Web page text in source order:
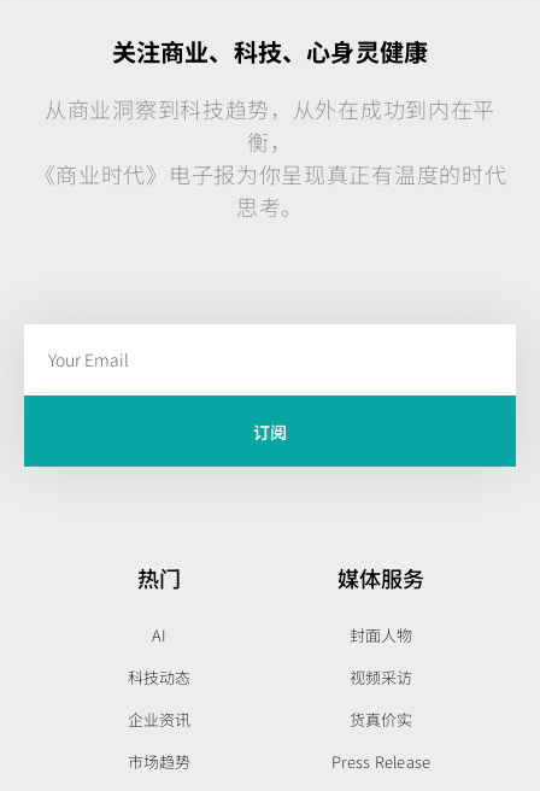
关注商业、科技、心身灵健康
从商业洞察到科技趋势，从外在成功到内在平
衡，
《商业时代》电子报为你呈现真正有温度的时代
思考。
订阅
热门
AI
科技动态
企业资讯
市场趋势
媒体服务
封面人物
视频采访
货真价实
Press Release